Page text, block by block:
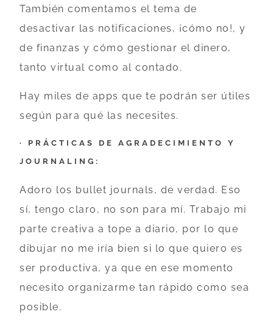
También comentamos el tema de
desactivar las notificaciones, ¡cómo no!, y
de finanzas y cómo gestionar el dinero,
tanto virtual como al contado.
Hay miles de apps que te podrán ser útiles
según para qué las necesites.
· PRÁCTICAS DE AGRADECIMIENTO Y
JOURNALING:
Adoro los bullet journals, de verdad. Eso
sí, tengo claro, no son para mí. Trabajo mi
parte creativa a tope a diario, por lo que
dibujar no me iría bien si lo que quiero es
ser productiva, ya que en ese momento
necesito organizarme tan rápido como sea
posible.